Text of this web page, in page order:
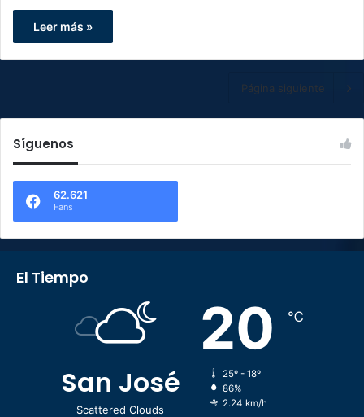
Leer más »
Página siguiente
Síguenos
62.621
Fans
El Tiempo
San José
Scattered Clouds
20 ℃
25º - 18º
86%
2.24 km/h